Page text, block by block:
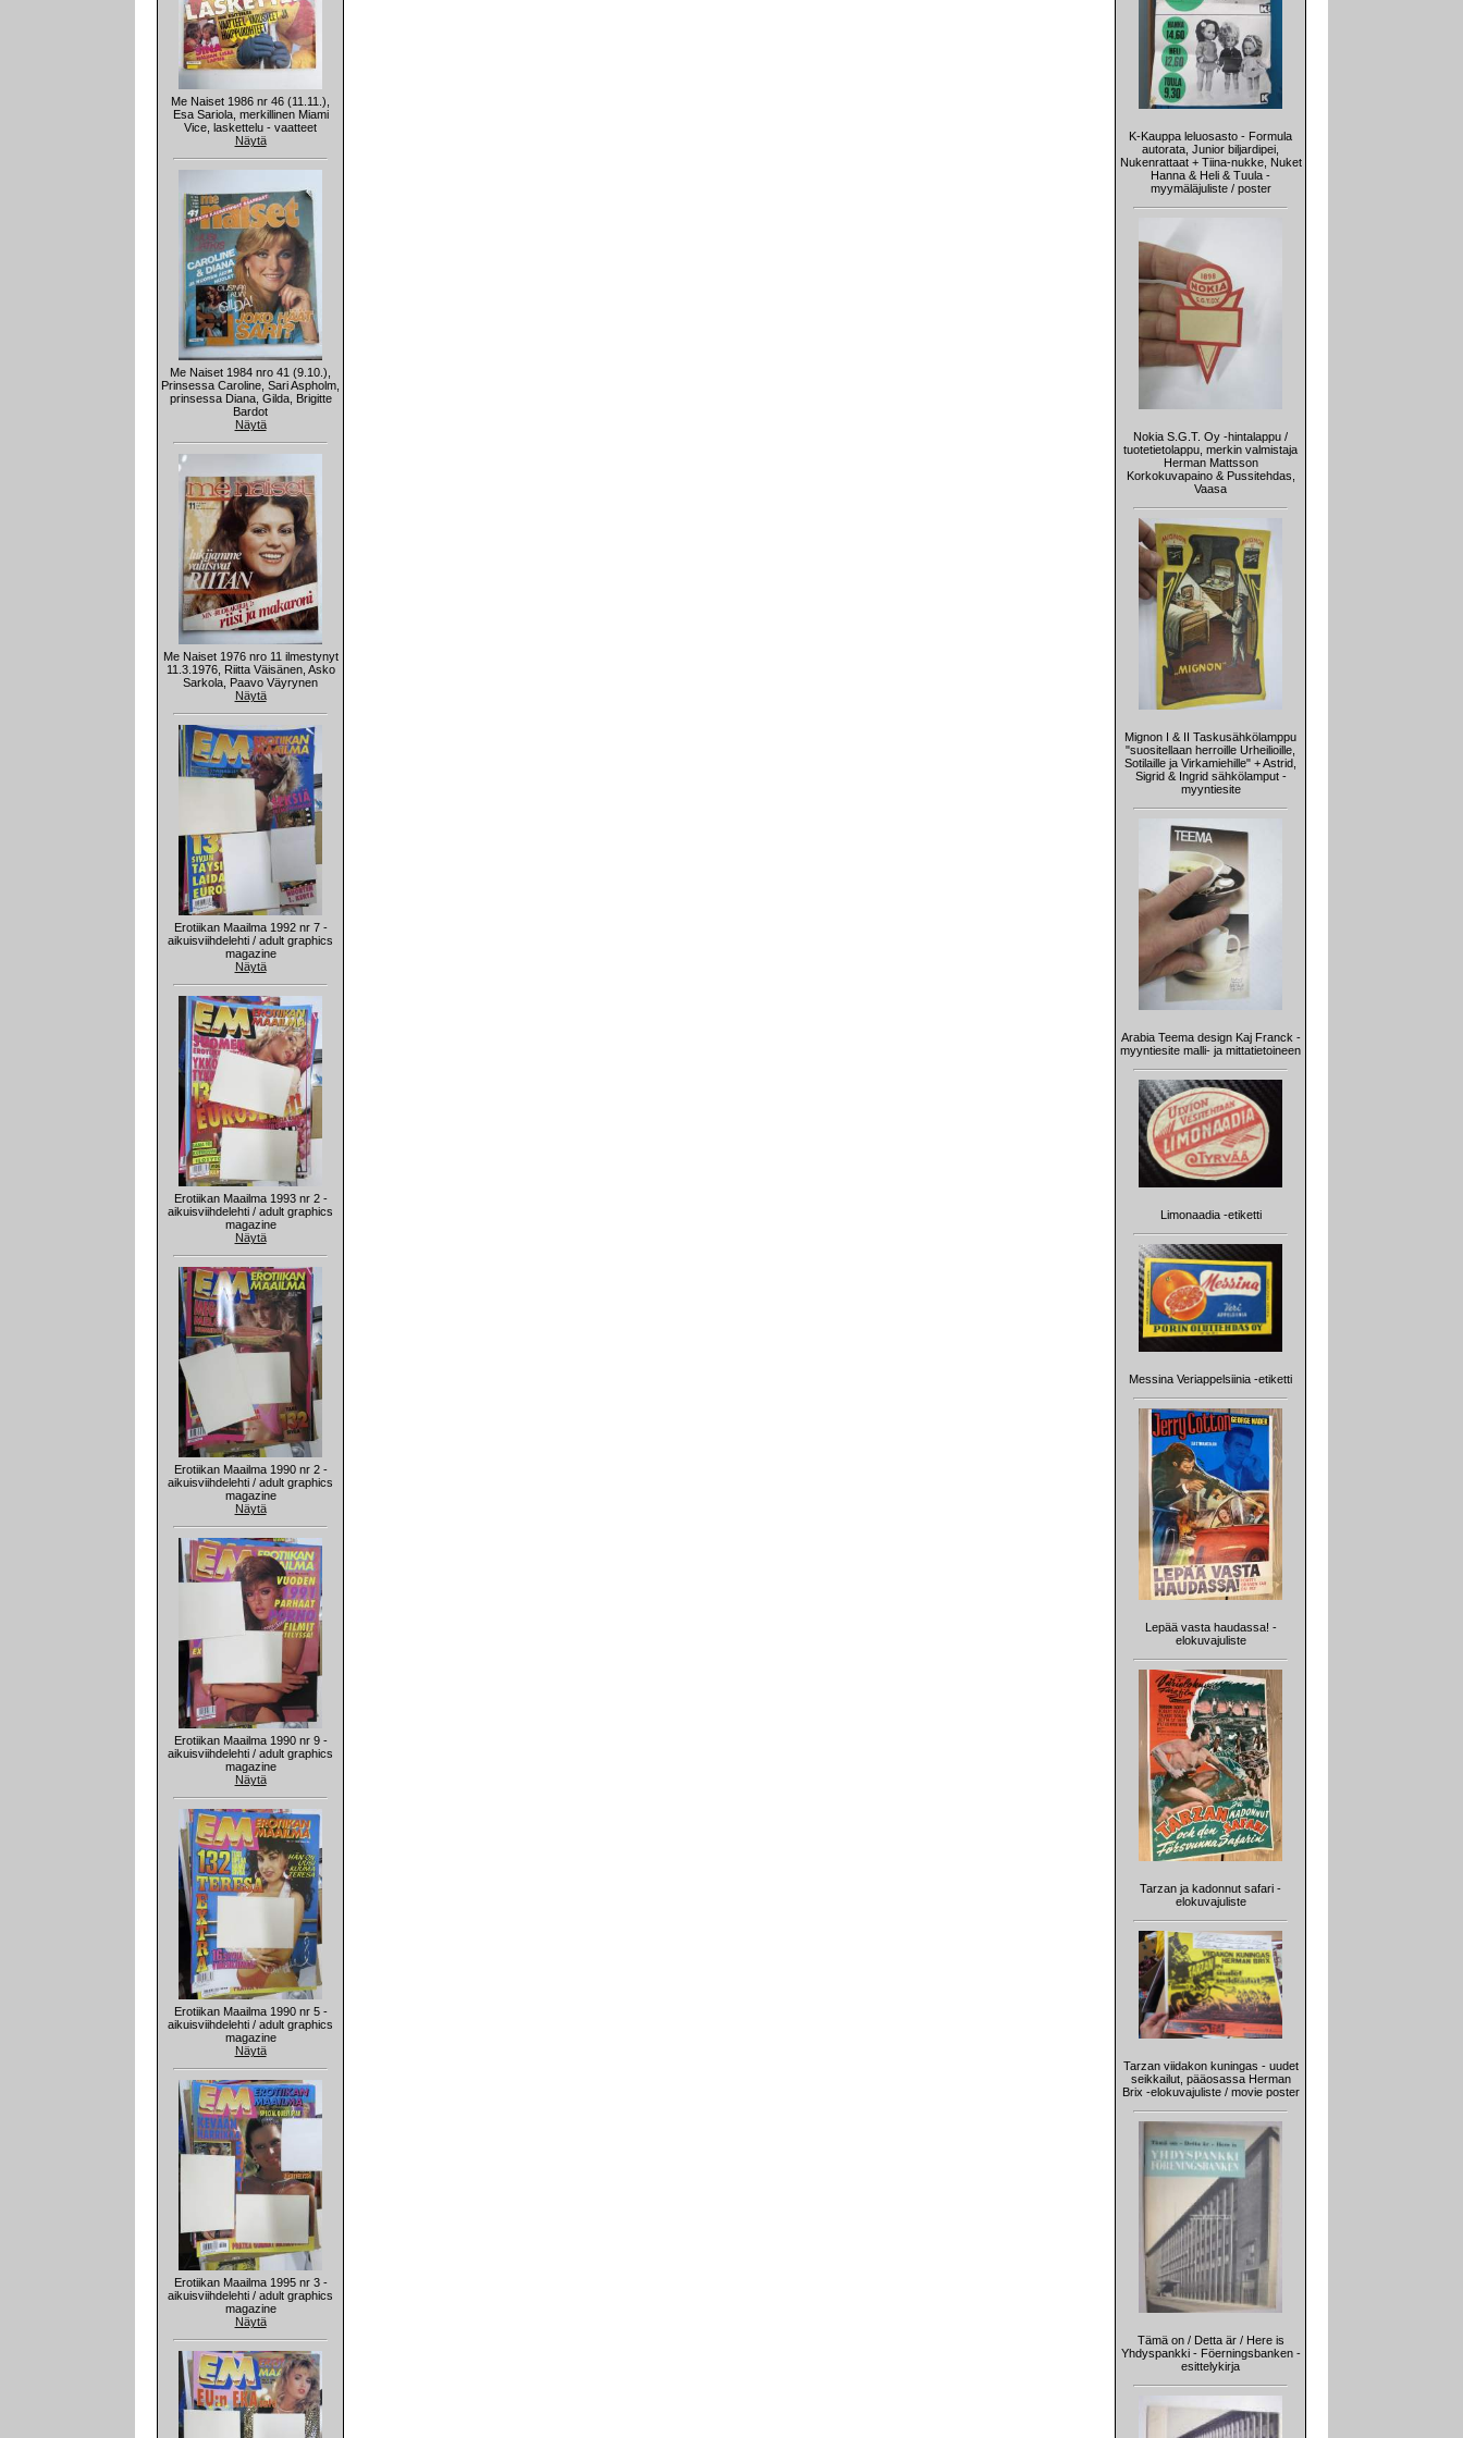
Me Naiset 1986 nr 46 (11.11.),
Esa Sariola, merkillinen Miami
Vice, laskettelu - vaatteet
Näytä
Me Naiset 1984 nro 41 (9.10.),
Prinsessa Caroline, Sari Aspholm,
prinsessa Diana, Gilda, Brigitte
Bardot
Näytä
Me Naiset 1976 nro 11 ilmestynyt
11.3.1976, Riitta Väisänen, Asko
Sarkola, Paavo Väyrynen
Näytä
Erotiikan Maailma 1992 nr 7 -
aikuisviihdelehti / adult graphics
magazine
Näytä
Erotiikan Maailma 1993 nr 2 -
aikuisviihdelehti / adult graphics
magazine
Näytä
Erotiikan Maailma 1990 nr 2 -
aikuisviihdelehti / adult graphics
magazine
Näytä
Erotiikan Maailma 1990 nr 9 -
aikuisviihdelehti / adult graphics
magazine
Näytä
Erotiikan Maailma 1990 nr 5 -
aikuisviihdelehti / adult graphics
magazine
Näytä
Erotiikan Maailma 1995 nr 3 -
aikuisviihdelehti / adult graphics
magazine
Näytä
K-Kauppa leluosasto - Formula
autorata, Junior biljardipei,
Nukenrattaat + Tiina-nukke, Nuket
Hanna & Heli & Tuula -
myymäläjuliste / poster
Nokia S.G.T. Oy -hintalappu /
tuotetietolappu, merkin valmistaja
Herman Mattsson
Korkokuvapaino & Pussitehdas,
Vaasa
Mignon I & II Taskusähkölamppu
"suositellaan herroille Urheilioille,
Sotilaille ja Virkamiehille" + Astrid,
Sigrid & Ingrid sähkölamput -
myyntiesite
Arabia Teema design Kaj Franck -
myyntiesite malli- ja mittatietoineen
Limonaadia -etiketti
Messina Veriappelsiinia -etiketti
Lepää vasta haudassa! -
elokuvajuliste
Tarzan ja kadonnut safari -
elokuvajuliste
Tarzan viidakon kuningas - uudet
seikkailut, pääosassa Herman
Brix -elokuvajuliste / movie poster
Tämä on / Detta är / Here is
Yhdyspankki - Föerningsbanken -
esittelykirja